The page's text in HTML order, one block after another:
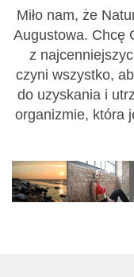
Miło nam, że
Augustowa. Chcę
z
czyni wszystko,
do uzyskania i
organizmie, która